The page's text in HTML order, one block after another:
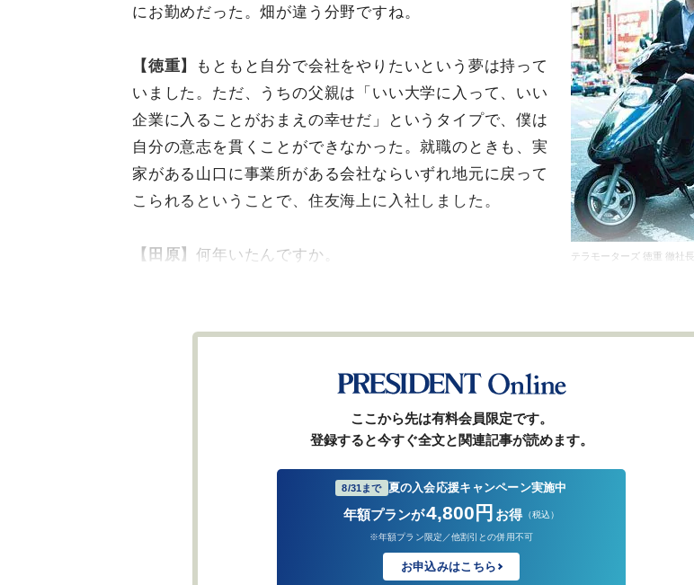
テラモーターズ 徳重 徹社長
にお勤めだった。畑が違う分野ですね。
【徳重】
もともと自分で会社をやりたいという夢は持って
いました。ただ、うちの父親は「いい大学に入って、いい
企業に入ることがおまえの幸せだ」というタイプで、僕は
自分の意志を貫くことができなかった。就職のときも、実
家がある山口に事業所がある会社ならいずれ地元に戻って
こられるということで、住友海上に入社しました。
【田原】 何年いたんですか。
ここから先は有料会員限定です。
登録すると今すぐ全文と関連記事が読めます。
8/31まで 夏の入会応援キャンペーン実施中
年額プランが4,800円 お得 （税込）
※年額プラン限定／他割引との併用不可
お申込みはこちら